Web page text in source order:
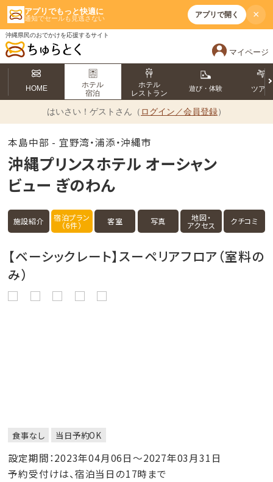
アプリでもっと快適に
通知でセールも見逃さない アプリで開く ×
沖縄県民のおでかけを応援するサイト
マイページ
HOME
ホテル
宿泊
ホテル
レストラン
遊び・体験 ツアー
はいさい！ ゲストさん（ ログイン／会員登録）
本島中部 - 宜野湾・浦添・沖縄市
沖縄プリンスホテル オーシャン
ビュー ぎのわん
施設紹介 宿泊プラン
（6件） 客室 写真 地図・
アクセス クチコミ
【ベーシックレート】スーペリアフロア（室料の
み）
食事なし 当日予約OK
設定期間：2023年04月06日～2027年03月31日
予約受付けは、宿泊当日の17時まで